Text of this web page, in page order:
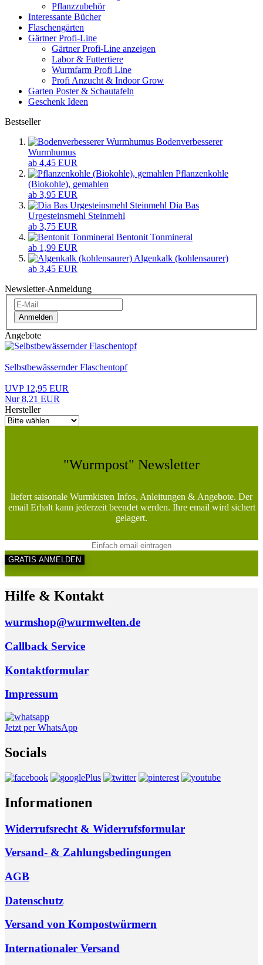
Pflanzzubehör
Interessante Bücher
Flaschengärten
Gärtner Profi-Line
Gärtner Profi-Line anzeigen
Labor & Futtertiere
Wurmfarm Profi Line
Profi Anzucht & Indoor Grow
Garten Poster & Schautafeln
Geschenk Ideen
Bestseller
Bodenverbesserer
Wurmhumus
ab 4,45 EUR
Pflanzenkohle
(Biokohle), gemahlen
ab 3,95 EUR
Dia Bas
Urgesteinsmehl Steinmehl
ab 3,75 EUR
Bentonit Tonmineral
ab 1,99 EUR
Algenkalk (kohlensaurer)
ab 3,45 EUR
Newsletter-Anmeldung
Anmelden
Angebote
Selbstbewässernder Flaschentopf
UVP 12,95 EUR
Nur 8,21 EUR
Hersteller
"Wurmpost" Newsletter
liefert saisonale Wurmkisten Infos, Anleitungen & Angebote. Der
email Erhalt kann jederzeit beendet werden. Ihre email wird sichert
gelagert.
Hilfe & Kontakt
wurmshop@wurmwelten.de
Callback Service
Kontaktformular
Impressum
Jetzt per WhatsApp
Socials
Informationen
Widerrufsrecht & Widerrufsformular
Versand- & Zahlungsbedingungen
AGB
Datenschutz
Versand von Kompostwürmern
Internationaler Versand